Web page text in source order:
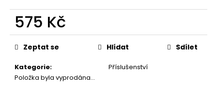
575 Kč
Měrná
cena:
Kategorie:
Příslušenství
Položka byla vyprodána…
Zeptat se Hlídat Sdílet
D
o
p
o
u
č